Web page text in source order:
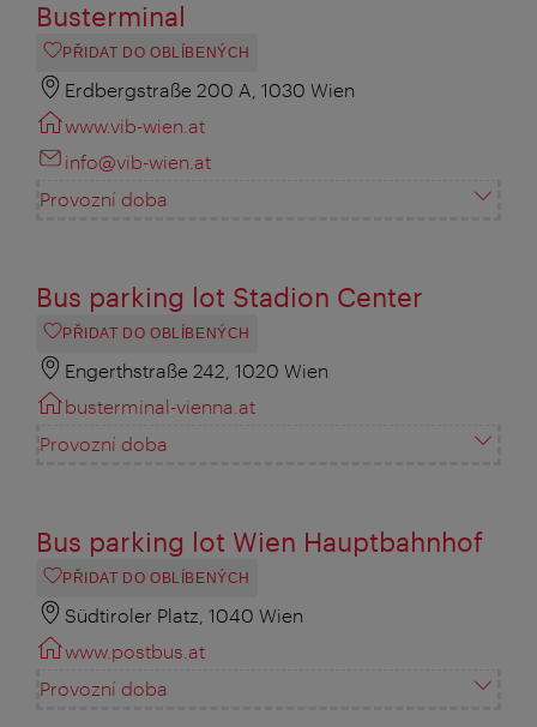
Busterminal
PŘIDAT DO OBLÍBENÝCH
Erdbergstraße 200 A, 1030 Wien
www.vib-wien.at
info@vib-wien.at
Provozní doba
Bus parking lot Stadion Center
PŘIDAT DO OBLÍBENÝCH
Engerthstraße 242, 1020 Wien
busterminal-vienna.at
Provozní doba
Bus parking lot Wien Hauptbahnhof
PŘIDAT DO OBLÍBENÝCH
Südtiroler Platz, 1040 Wien
www.postbus.at
Provozní doba